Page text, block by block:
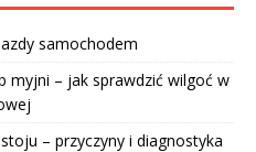
samochodem
myjni – jak sprawdzić wilgoć w
– przyczyny i diagnostyka